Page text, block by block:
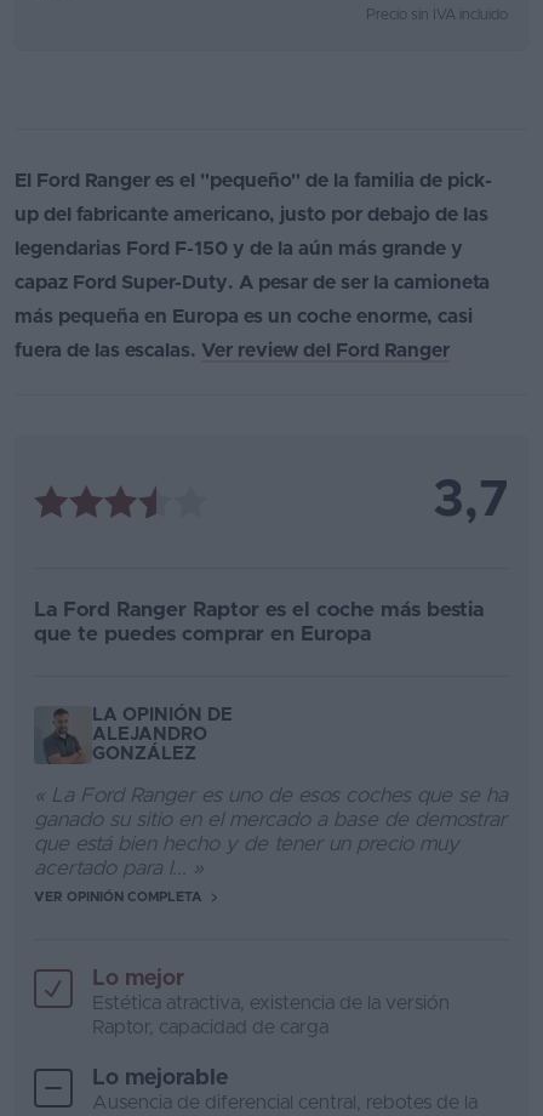
Precio sin IVA incluido
El Ford Ranger es el "pequeño" de la familia de pick-
up del fabricante americano, justo por debajo de las
legendarias Ford F-150 y de la aún más grande y
capaz Ford Super-Duty. A pesar de ser la camioneta
más pequeña en Europa es un coche enorme, casi
fuera de las escalas. Ver review del Ford Ranger
3,7
La Ford Ranger Raptor es el coche más bestia
que te puedes comprar en Europa
LA OPINIÓN DE
ALEJANDRO
GONZÁLEZ
« La Ford Ranger es uno de esos coches que se ha
ganado su sitio en el mercado a base de demostrar
que está bien hecho y de tener un precio muy
acertado para l... »
VER OPINIÓN COMPLETA
Lo mejor
Estética atractiva, existencia de la versión
Raptor, capacidad de carga
Lo mejorable
Ausencia de diferencial central, rebotes de la